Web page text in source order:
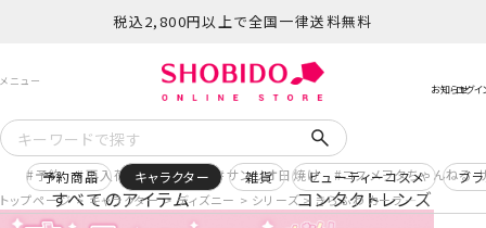
税込2,800円以上で全国一律送料無料
予約 再入荷 ヒロアカ サンリオ日焼け コスメヲタちゃんねる
すべてのアイテム コンタクトレンズ
予約商品 キャラクター 雑貨 ビューティーコスメ ブ
トップページ キャラクター ディズニー シリーズ きらふわカーラ―